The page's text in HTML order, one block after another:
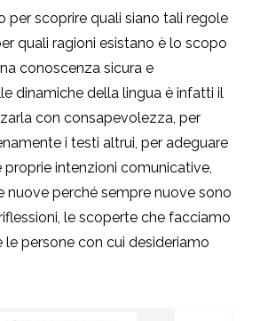
per scoprire quali siano tali regole
quali ragioni esistano è lo scopo
conoscenza sicura e
dinamiche della lingua è infatti il
con consapevolezza, per
i testi altrui, per adeguare
proprie intenzioni comunicative,
nuove perché sempre nuove sono
le scoperte che facciamo
le persone con cui desideriamo